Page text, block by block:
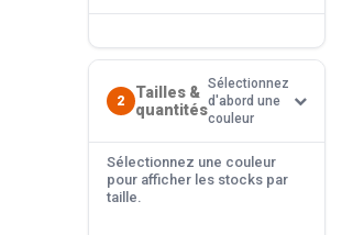
2
Tailles &
quantités
Sélectionnez
d'abord une
couleur
Sélectionnez une couleur
pour afficher les stocks par
taille.